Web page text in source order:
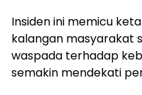
Insiden ini memicu
kalangan masyarakat
waspada terhadap
semakin mendekati